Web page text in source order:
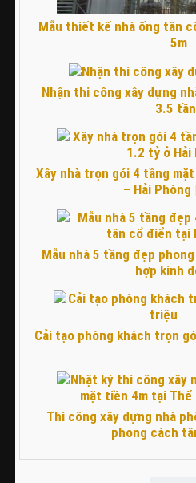
Mẫu thiết kế nhà ống tân
5m
Nhận thi công xây dựng
3.5
Xây nhà trọn gói 4 tầng
– Hải
Mẫu nhà 5 tầng đẹp
hợp kinh
Cải tạo phòng khách trọn
Thi công xây dựng nhà
phong cách